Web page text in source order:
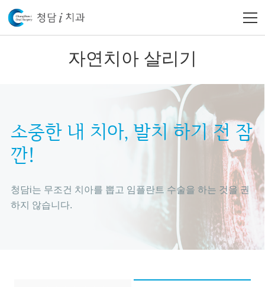
자연치아 살리기
소중한 내 치아,발치 하기 전 잠
깐!
청담i는 무조건 치아를 뽑고 임플란트 수술을 하는 것을권
하지 않습니다.